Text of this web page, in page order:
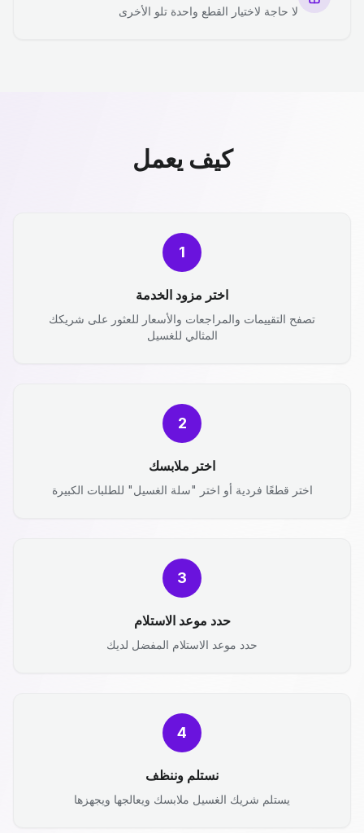
لا حاجة لاختيار القطع واحدة تلو الأخرى
كيف يعمل
1
اختر مزود الخدمة
تصفح التقييمات والمراجعات والأسعار للعثور على شريكك
المثالي للغسيل
2
اختر ملابسك
اختر قطعًا فردية أو اختر "سلة الغسيل" للطلبات الكبيرة
3
حدد موعد الاستلام
حدد موعد الاستلام المفضل لديك
4
نستلم وننظف
يستلم شريك الغسيل ملابسك ويعالجها ويجهزها